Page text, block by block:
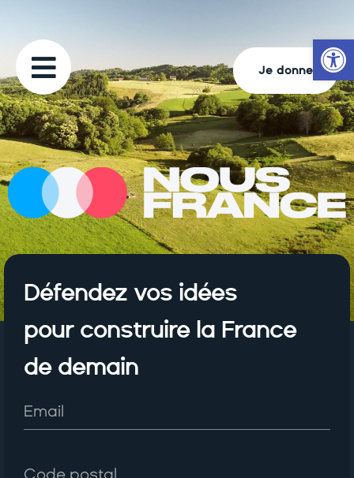
Ouvrir
Je donne
Défendez vos idées
pour construire la France
de demain